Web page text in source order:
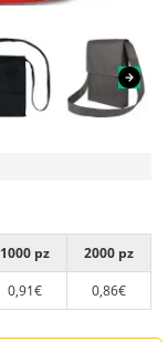
1000 pz
2000 pz
0,91€ 0,86€